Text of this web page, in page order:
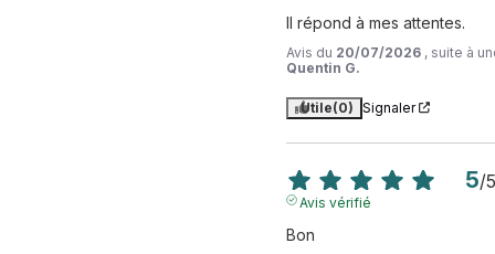
Il répond à mes attentes.
Avis du 20/07/2026 , suite à
Quentin G.
Utile(0) Signaler
5/5
Avis vérifié
Bon